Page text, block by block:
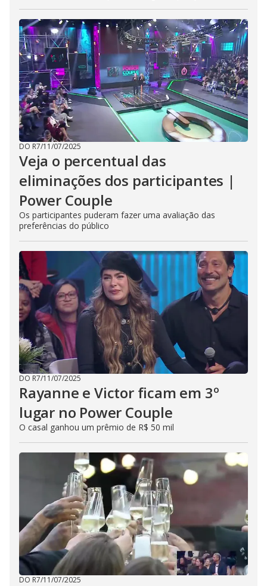
DO R7/11/07/2025
Veja o percentual das
eliminações dos participantes |
Power Couple
Os participantes puderam fazer uma avaliação das
preferências do público
DO R7/11/07/2025
Rayanne e Victor ficam em 3º
lugar no Power Couple
O casal ganhou um prêmio de R$ 50 mil
DO R7/11/07/2025